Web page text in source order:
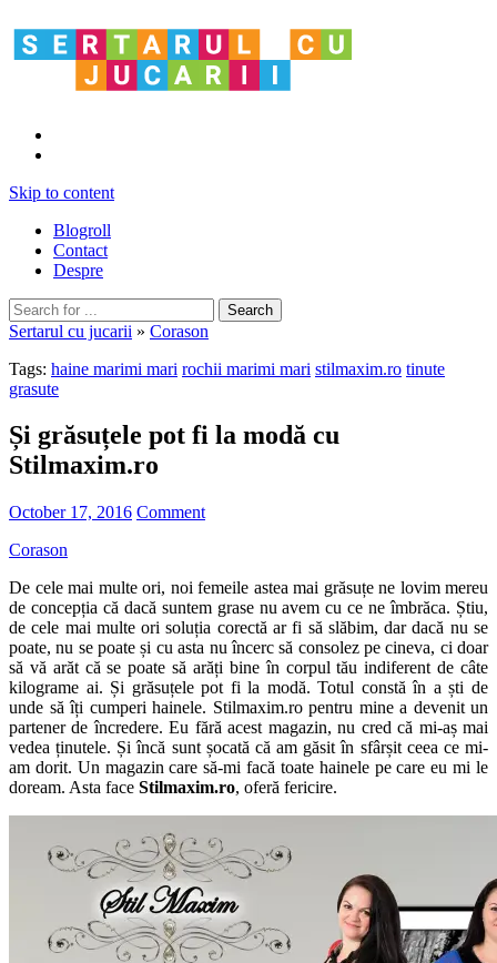
Skip to content
Blogroll
Contact
Despre
Sertarul cu jucarii » Corason
Tags: haine marimi mari rochii marimi mari stilmaxim.ro tinute
grasute
Și grăsuțele pot fi la modă cu
Stilmaxim.ro
October 17, 2016 Comment
Corason
De cele mai multe ori, noi femeile astea mai grăsuțe ne lovim mereu
de concepția că dacă suntem grase nu avem cu ce ne îmbrăca. Știu,
de cele mai multe ori soluția corectă ar fi să slăbim, dar dacă nu se
poate, nu se poate și cu asta nu încerc să consolez pe cineva, ci doar
să vă arăt că se poate să arăți bine în corpul tău indiferent de câte
kilograme ai. Și grăsuțele pot fi la modă. Totul constă în a ști de
unde să îți cumperi hainele. Stilmaxim.ro pentru mine a devenit un
partener de încredere. Eu fără acest magazin, nu cred că mi-aș mai
vedea ținutele. Și încă sunt șocată că am găsit în sfârșit ceea ce mi-
am dorit. Un magazin care să-mi facă toate hainele pe care eu mi le
doream. Asta face Stilmaxim.ro, oferă fericire.